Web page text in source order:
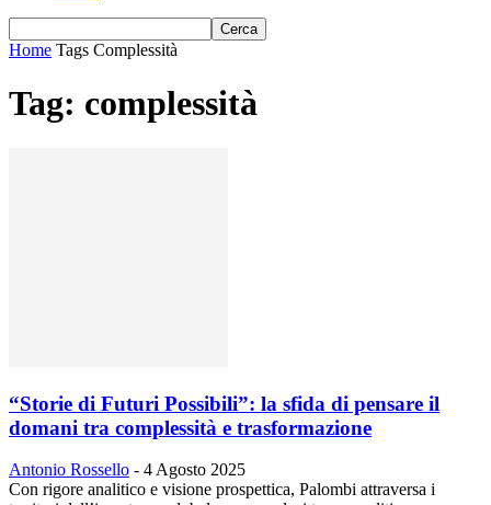
Home Tags Complessità
Tag: complessità
“Storie di Futuri Possibili”: la sfida di pensare il
domani tra complessità e trasformazione
Antonio Rossello - 4 Agosto 2025
Con rigore analitico e visione prospettica, Palombi attraversa i